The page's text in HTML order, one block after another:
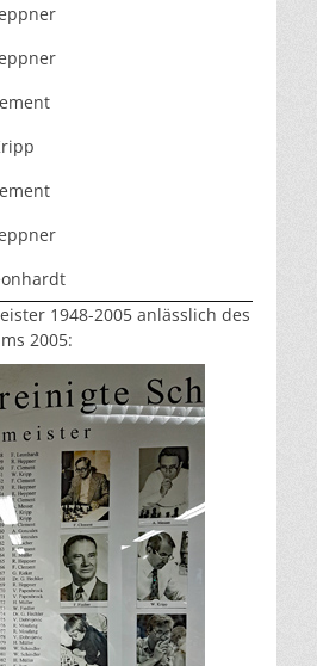
1948-2005 anlässlich des
2005: